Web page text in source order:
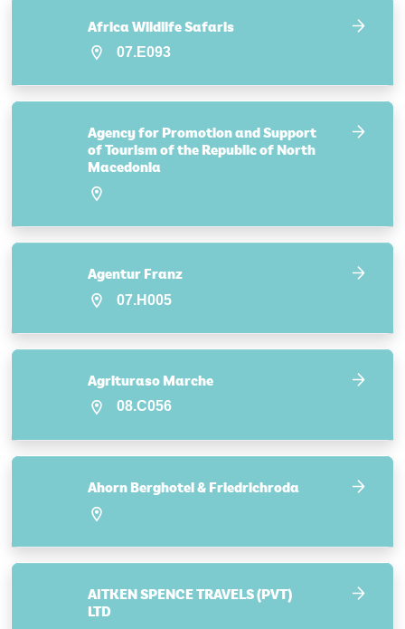
Africa Wildlife Safaris
07.E093
Agency for Promotion and Support
of Tourism of the Republic of North
Macedonia
Agentur Franz
07.H005
Agrituraso Marche
08.C056
Ahorn Berghotel & Friedrichroda
AITKEN SPENCE TRAVELS (PVT)
LTD